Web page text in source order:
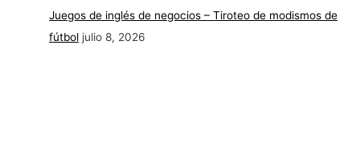
Juegos de inglés de negocios – Tiroteo de modismos de
fútbol julio 8, 2026